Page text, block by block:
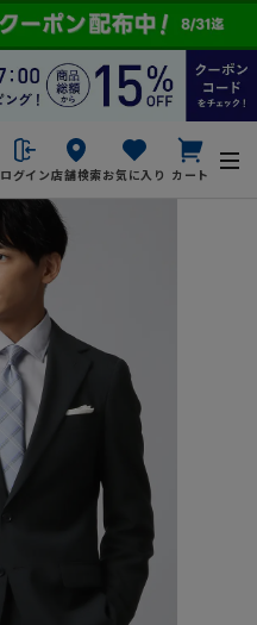
ログイン店舗検索お気に入り カート